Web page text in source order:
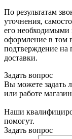
По результатам
уточнения,
его необходимыми
оформление в том
подтверждение на
доставки.
Задать вопрос
Вы можете задать
или работе
Наши
помогут.
Задать вопрос